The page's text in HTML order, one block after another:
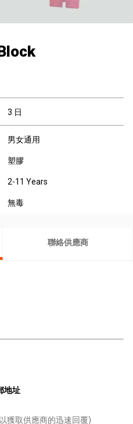
3 日
男女通用
塑膠
2-11 Years
無毒
聯絡供應商
地址
獲取供應商的迅速回覆)